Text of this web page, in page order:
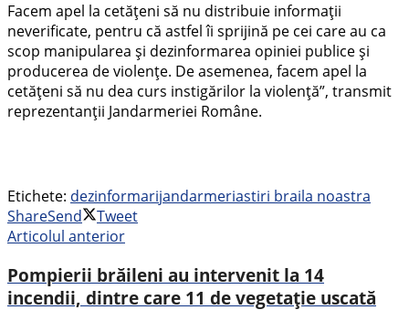
Facem apel la cetățeni să nu distribuie informații
neverificate, pentru că astfel îi sprijină pe cei care au ca
scop manipularea și dezinformarea opiniei publice și
producerea de violențe. De asemenea, facem apel la
cetățeni să nu dea curs instigărilor la violență”, transmit
reprezentanții Jandarmeriei Române.
Etichete: dezinformarijandarmeriastiri braila noastra
ShareSend
Tweet
Articolul anterior
Pompierii brăileni au intervenit la 14
incendii, dintre care 11 de vegetație uscată